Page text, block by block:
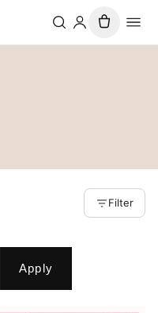
Filter
Apply